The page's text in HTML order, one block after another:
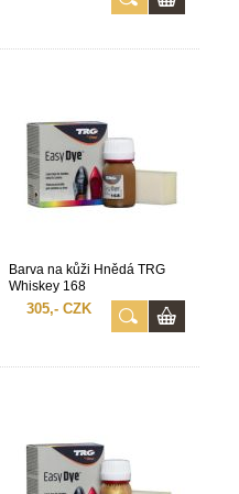
Barva na kůži Hnědá TRG
Whiskey 168
305,- CZK